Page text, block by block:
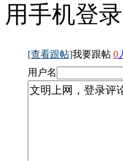
用手机登录
[查看跟帖]我要跟帖 0
用户名